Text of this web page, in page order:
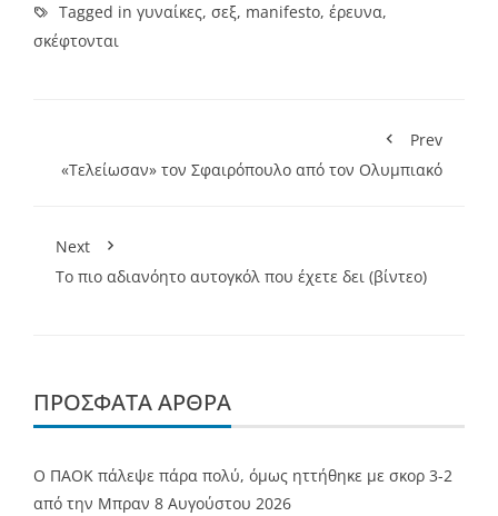
Tagged in γυναίκες, σεξ, manifesto, έρευνα,
σκέφτονται
Prev
«Τελείωσαν» τον Σφαιρόπουλο από τον Ολυμπιακό
Next
Το πιο αδιανόητο αυτογκόλ που έχετε δει (βίντεο)
ΠΡΌΣΦΑΤΑ ΆΡΘΡΑ
Ο ΠΑΟΚ πάλεψε πάρα πολύ, όμως ηττήθηκε με σκορ 3-2
από την Μπραν 8 Αυγούστου 2026